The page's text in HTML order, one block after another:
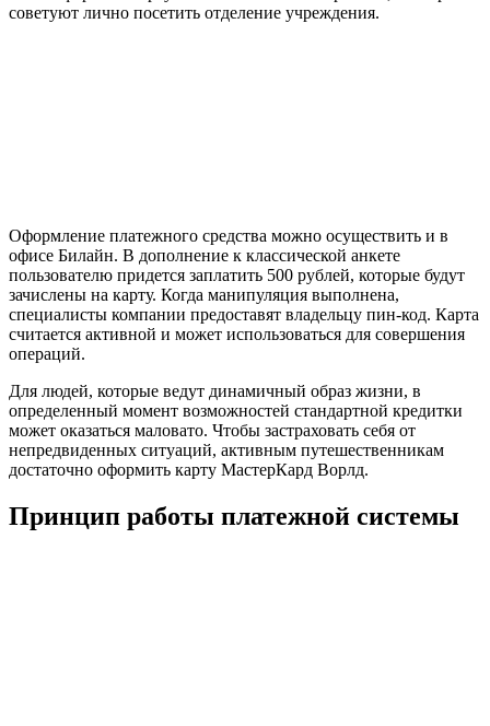
советуют лично посетить отделение учреждения.
Оформление платежного средства можно осуществить и в
офисе Билайн. В дополнение к классической анкете
пользователю придется заплатить 500 рублей, которые будут
зачислены на карту. Когда манипуляция выполнена,
специалисты компании предоставят владельцу пин-код. Карта
считается активной и может использоваться для совершения
операций.
Для людей, которые ведут динамичный образ жизни, в
определенный момент возможностей стандартной кредитки
может оказаться маловато. Чтобы застраховать себя от
непредвиденных ситуаций, активным путешественникам
достаточно оформить карту МастерКард Ворлд.
Принцип работы платежной системы